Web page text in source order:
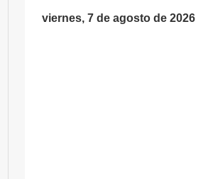
viernes, 7 de agosto de 2026